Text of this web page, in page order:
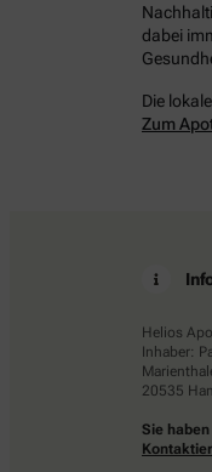
dabei
Die
Zum
Helios
Inhaber:
20535
Sie